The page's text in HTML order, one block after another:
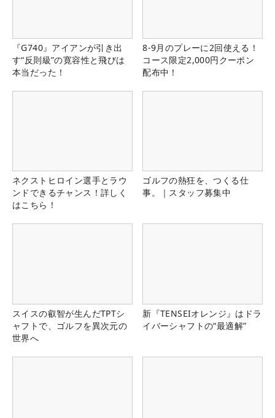
『G740』アイアンが引き出
す“反則級”の寛容性と飛びは
本当だった！
8-9月のプレーに2回使える！
コース限定2,000円クーポン
配布中！
ネクストヒロイン選手とラウ
ンドできるチャンス！詳しく
はこちら！
ゴルフの熱狂を、つくる仕
事。｜スタッフ募集中
スイスの叡智が生んだTPTシ
ャフトで、ゴルフを異次元の
世界へ
新『TENSEIオレンジ』はドラ
イバーシャフトの“最適解”